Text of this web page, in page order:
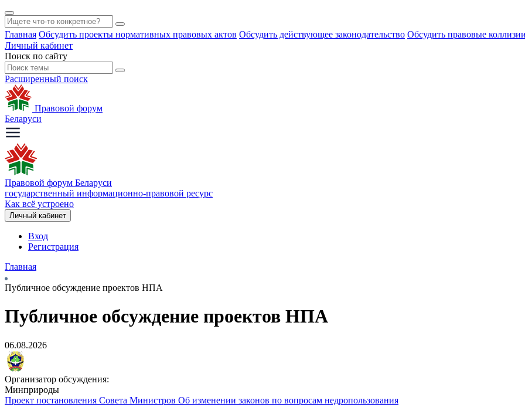
Главная Обсудить проекты нормативных правовых актов Обсудить действующее законодательство Обсудить правовые
Личный кабинет
Поиск по сайту
Расширенный поиск
Правовой форум
Беларуси
Правовой форум Беларуси
государственный информационно-правовой ресурс
Как всё устроено
Личный кабинет
Вход
Регистрация
Главная
Публичное обсуждение проектов НПА
Публичное обсуждение проектов НПА
06.08.2026
Организатор обсуждения:
Минприроды
Проект постановления Совета Министров Об изменении законов по вопросам недропользования